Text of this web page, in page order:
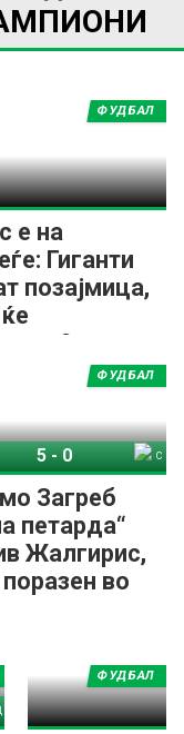
e на
Гиганти
позајмица,
ФУДБАЛ
Загреб
петарда“
Жалгирис,
во
ФУДБАЛ
5-0
ФУДБАЛ